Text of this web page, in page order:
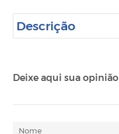
Descrição
Deixe aqui sua opinião